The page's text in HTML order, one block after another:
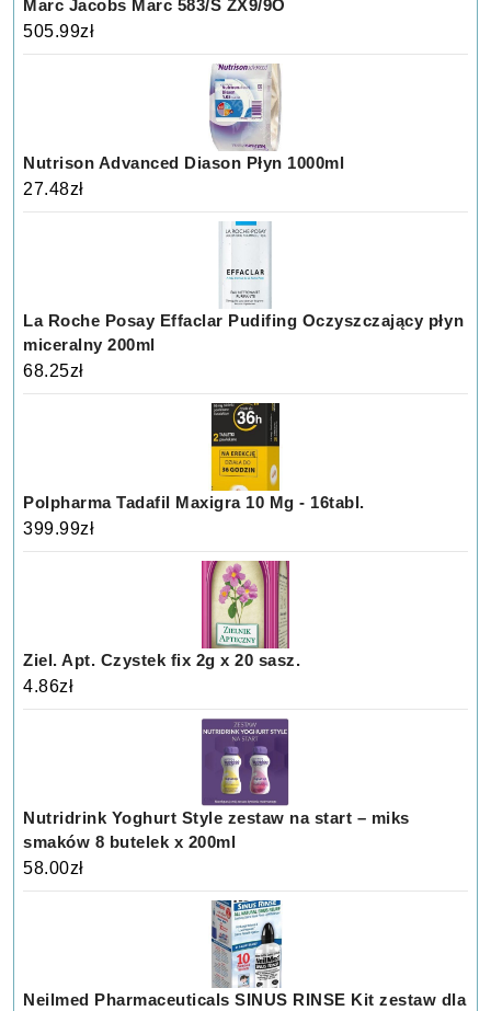
Marc Jacobs Marc 583/S ZX9/9O
505.99zł
Nutrison Advanced Diason Płyn 1000ml
27.48zł
La Roche Posay Effaclar Pudifing Oczyszczający płyn
miceralny 200ml
68.25zł
Polpharma Tadafil Maxigra 10 Mg - 16tabl.
399.99zł
Ziel. Apt. Czystek fix 2g x 20 sasz.
4.86zł
Nutridrink Yoghurt Style zestaw na start – miks
smaków 8 butelek x 200ml
58.00zł
Neilmed Pharmaceuticals SINUS RINSE Kit zestaw dla